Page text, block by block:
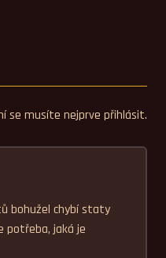
se musíte nejprve přihlásit.
bohužel chybí staty
potřeba, jaká je